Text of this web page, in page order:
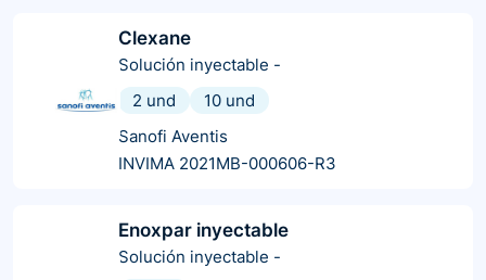
Clexane
Solución inyectable -
2 und
10 und
Sanofi Aventis
INVIMA 2021MB-000606-R3
Enoxpar inyectable
Solución inyectable -